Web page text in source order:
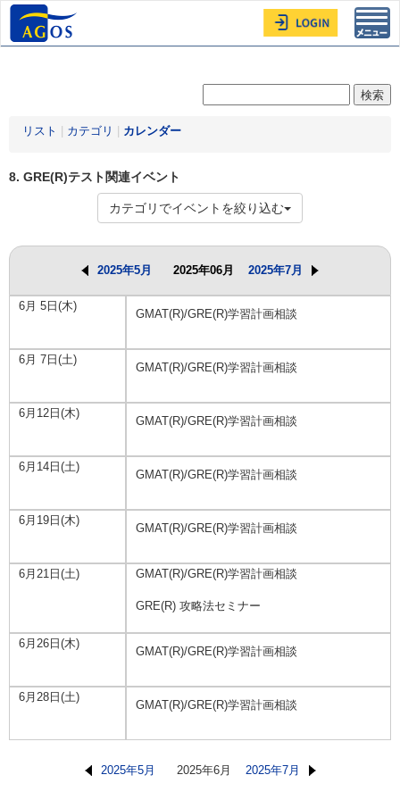
リスト カテゴリ カレンダー
8. GRE(R)テスト関連イベント
カテゴリでイベントを絞り込む
2025年5月 2025年06月 2025年7月
6月 5日(木)
GMAT(R)/GRE(R)学習計画相談
6月 7日(土)
GMAT(R)/GRE(R)学習計画相談
6月12日(木)
GMAT(R)/GRE(R)学習計画相談
6月14日(土)
GMAT(R)/GRE(R)学習計画相談
6月19日(木)
GMAT(R)/GRE(R)学習計画相談
6月21日(土) GMAT(R)/GRE(R)学習計画相談
GRE(R) 攻略法セミナー
6月26日(木)
GMAT(R)/GRE(R)学習計画相談
6月28日(土)
GMAT(R)/GRE(R)学習計画相談
2025年5月 2025年6月 2025年7月